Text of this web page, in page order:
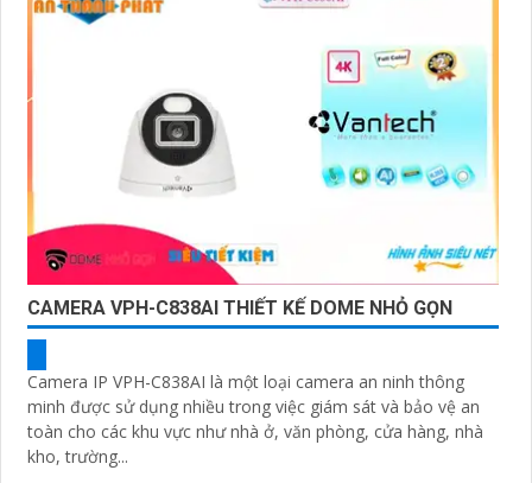
CAMERA VPH-C838AI THIẾT KẾ DOME NHỎ GỌN
Camera IP VPH-C838AI là một loại camera an ninh thông
minh được sử dụng nhiều trong việc giám sát và bảo vệ an
toàn cho các khu vực như nhà ở, văn phòng, cửa hàng, nhà
kho, trường...